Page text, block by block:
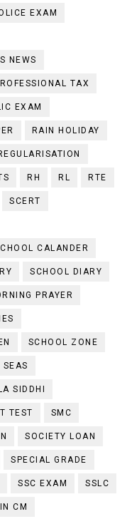
EXAM
NEWS
TAX
EXAM
RAIN HOLIDAY
RH RL RTE
SCERT
CALANDER
SCHOOL DIARY
PRAYER
SCHOOL ZONE
SEAS
SIDDHI
TEST SMC
SOCIETY LOAN
SPECIAL GRADE
SSC EXAM SSLC
CM